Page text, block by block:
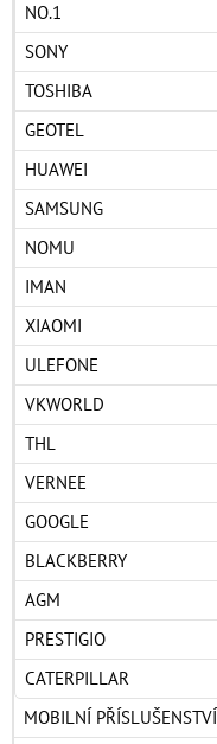
NO.1
SONY
TOSHIBA
GEOTEL
HUAWEI
SAMSUNG
NOMU
IMAN
XIAOMI
ULEFONE
VKWORLD
THL
VERNEE
GOOGLE
BLACKBERRY
AGM
PRESTIGIO
CATERPILLAR
MOBILNÍ PŘÍSLUŠENSTVÍ